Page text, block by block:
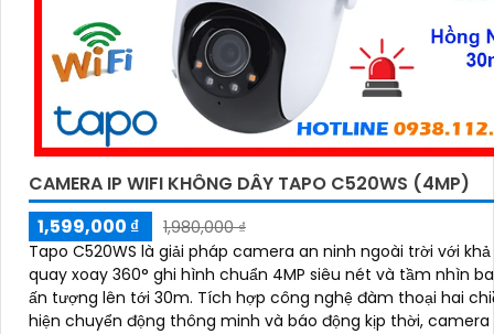
CAMERA IP WIFI KHÔNG DÂY TAPO C520WS (4MP)
1,599,000 ₫
1,980,000 ₫
Tapo C520WS là giải pháp camera an ninh ngoài trời với
quay xoay 360° ghi hình chuẩn 4MP siêu nét và tầm nhìn
ấn tượng lên tới 30m. Tích hợp công nghệ đàm thoại hai chiều, phát
hiện chuyển động thông minh và báo động kịp thời, camera